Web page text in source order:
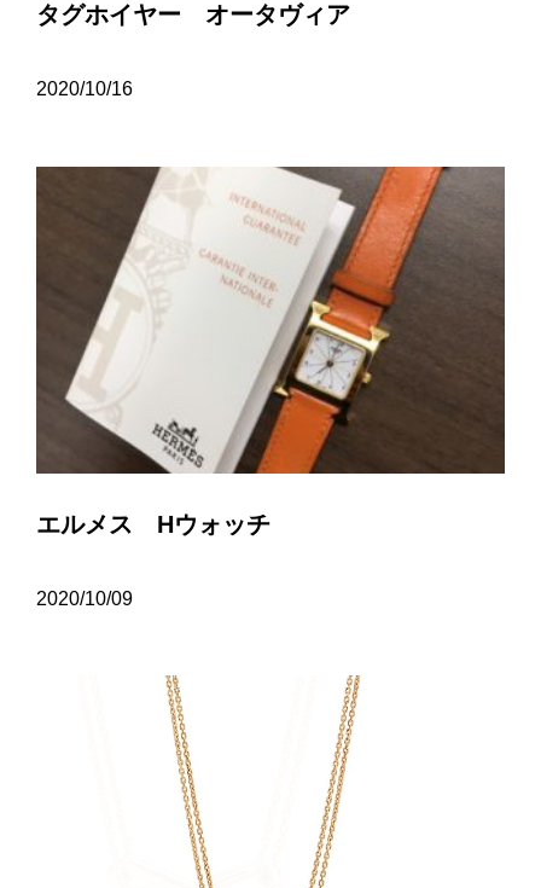
タグホイヤー オータヴィア
2020/10/16
エルメス Hウォッチ
2020/10/09